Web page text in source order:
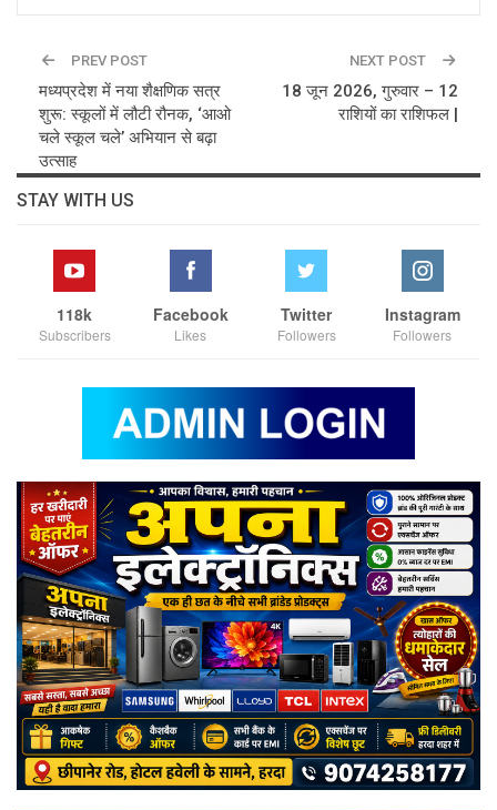
PREV POST
मध्यप्रदेश में नया शैक्षणिक सत्र
शुरू: स्कूलों में लौटी रौनक, ‘आओ
चले स्कूल चले’ अभियान से बढ़ा
उत्साह
NEXT POST
18 जून 2026, गुरुवार – 12
राशियों का राशिफल |
STAY WITH US
118k
Subscribers
Facebook
Likes
Twitter
Followers
Instagram
Followers